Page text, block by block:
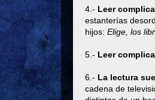
4.- Leer
estanterías
hijos: Elige, los
5.- Leer
6.- La lectura
cadena de